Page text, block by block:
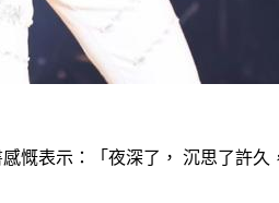
表示：「夜深了， 沉思了許久